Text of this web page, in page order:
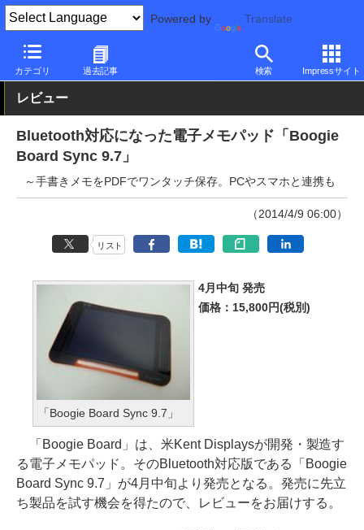
Powered by Translate
カテゴリ 過去記事 検索 Impressサイト
PC Watch 半導体/周辺機器
レビュー
Bluetooth対応になった電子メモパッド「Boogie
Board Sync 9.7」
～手書きメモをPDFでワンタッチ保存。PCやスマホと連携も
（2014/4/9 06:00）
リスト
「Boogie Board Sync 9.7」
4月中旬 発売
価格：15,800円(税別)
「Boogie Board」は、米Kent Displaysが開発・製造す
る電子メモパッド。そのBluetooth対応版である「Boogie
Board Sync 9.7」が4月中旬より発売となる。発売に先立
ち製品を試す機会を得たので、レビューをお届けする。